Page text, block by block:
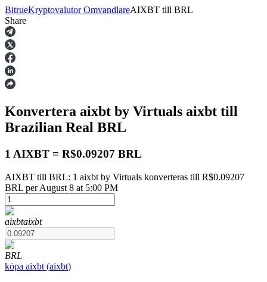
Terminer
USDT Futures
BitrueKryptovalutor OmvandlareAIXBT till BRL
Share
Konvertera aixbt by Virtuals aixbt till
Brazilian Real BRL
1 AIXBT = R$0.09207 BRL
AIXBT till BRL: 1 aixbt by Virtuals konverteras till R$0.09207
BRL per August 8 at 5:00 PM
aixbtaixbt
BRL
köpa aixbt (aixbt)